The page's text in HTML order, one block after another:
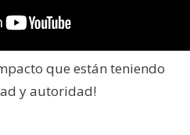
que están teniendo
y autoridad!